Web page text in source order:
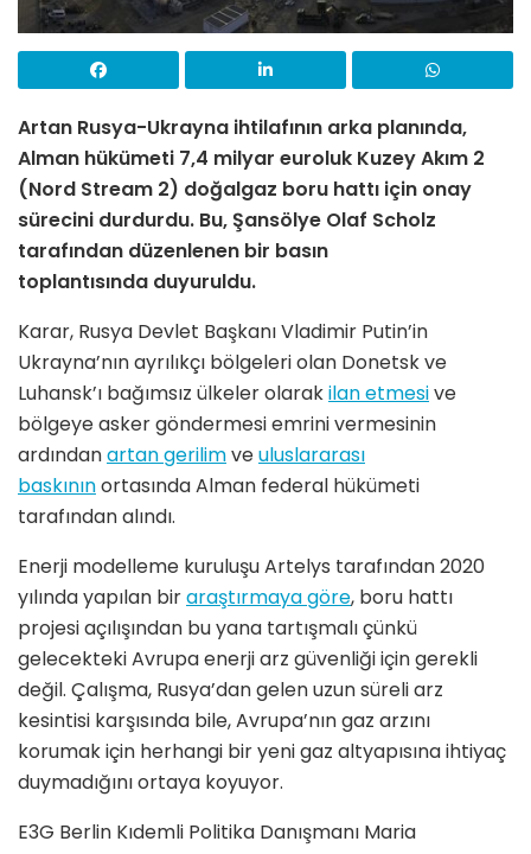
Artan Rusya-Ukrayna ihtilafının arka planında,
Alman hükümeti 7,4 milyar euroluk Kuzey Akım 2
(Nord Stream 2) doğalgaz boru hattı için onay
sürecini durdurdu. Bu, Şansölye Olaf Scholz
tarafından düzenlenen bir basın
toplantısında duyuruldu.
Karar, Rusya Devlet Başkanı Vladimir Putin’in
Ukrayna’nın ayrılıkçı bölgeleri olan Donetsk ve
Luhansk’ı bağımsız ülkeler olarakilan etmesive
bölgeye asker göndermesi emrini vermesinin
ardındanartan gerilimveuluslararası
baskınınortasında Alman federal hükümeti
tarafından alındı.
Enerji modelleme kuruluşu Artelys tarafından 2020
yılında yapılan biraraştırmaya göre, boru hattı
projesi açılışından bu yana tartışmalı çünkü
gelecekteki Avrupa enerji arz güvenliği için gerekli
değil. Çalışma, Rusya’dan gelen uzun süreli arz
kesintisi karşısında bile, Avrupa’nın gaz arzını
korumak için herhangi bir yeni gaz altyapısına ihtiyaç
duymadığını ortaya koyuyor.
E3G Berlin Kıdemli Politika Danışmanı Maria